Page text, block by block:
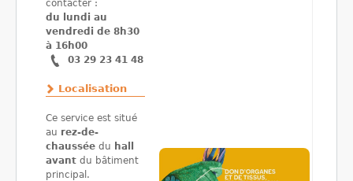
contacter :
du lundi au
vendredi de 8h30
à 16h00
03 29 23 41 48
Localisation
Ce service est situé
au rez-de-
chaussée du hall
avant du bâtiment
principal.